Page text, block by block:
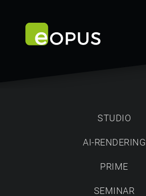
STUDIO
AI-RENDERING
PRIME
SEMINAR